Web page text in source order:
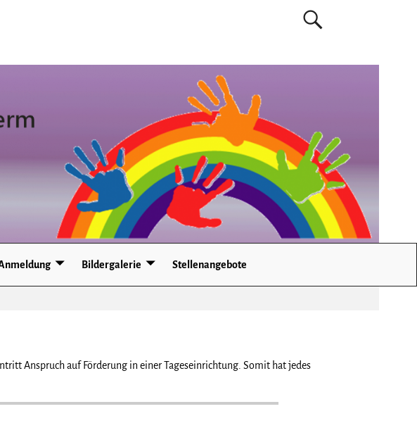
Bildergalerie Stellenangebote
Anspruch auf Förderung in einer Tageseinrichtung. Somit hat jedes